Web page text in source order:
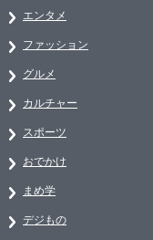
エンタメ
ファッション
グルメ
カルチャー
スポーツ
おでかけ
まめ学
デジもの